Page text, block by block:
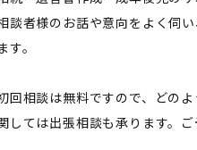
談者様のお話や意向をよく伺
す。
回相談は無料ですので、どの
しては出張相談も承ります。